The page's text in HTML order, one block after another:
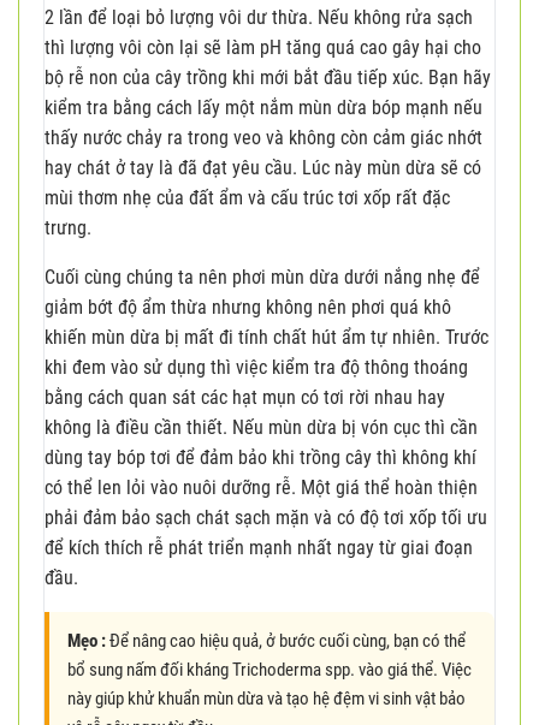
2 lần để loại bỏ lượng vôi dư thừa. Nếu không rửa sạch
thì lượng vôi còn lại sẽ làm pH tăng quá cao gây hại cho
bộ rễ non của cây trồng khi mới bắt đầu tiếp xúc. Bạn hãy
kiểm tra bằng cách lấy một nắm mùn dừa bóp mạnh nếu
thấy nước chảy ra trong veo và không còn cảm giác nhớt
hay chát ở tay là đã đạt yêu cầu. Lúc này mùn dừa sẽ có
mùi thơm nhẹ của đất ẩm và cấu trúc tơi xốp rất đặc
trưng.
Cuối cùng chúng ta nên phơi mùn dừa dưới nắng nhẹ để
giảm bớt độ ẩm thừa nhưng không nên phơi quá khô
khiến mùn dừa bị mất đi tính chất hút ẩm tự nhiên. Trước
khi đem vào sử dụng thì việc kiểm tra độ thông thoáng
bằng cách quan sát các hạt mụn có tơi rời nhau hay
không là điều cần thiết. Nếu mùn dừa bị vón cục thì cần
dùng tay bóp tơi để đảm bảo khi trồng cây thì không khí
có thể len lỏi vào nuôi dưỡng rễ. Một giá thể hoàn thiện
phải đảm bảo sạch chát sạch mặn và có độ tơi xốp tối ưu
để kích thích rễ phát triển mạnh nhất ngay từ giai đoạn
đầu.
Mẹo :Để nâng cao hiệu quả, ở bước cuối cùng, bạn có thể
bổ sung nấm đối kháng Trichoderma spp. vào giá thể. Việc
này giúp khử khuẩn mùn dừa và tạo hệ đệm vi sinh vật bảo